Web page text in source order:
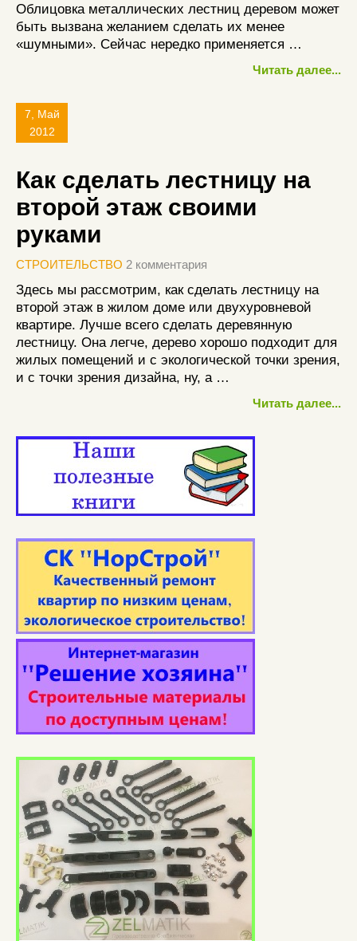
Облицовка металлических лестниц деревом может
быть вызвана желанием сделать их менее
«шумными». Сейчас нередко применяется …
Читать далее...
7, Май
2012
Как сделать лестницу на
второй этаж своими
руками
СТРОИТЕЛЬСТВО 2 комментария
Здесь мы рассмотрим, как сделать лестницу на
второй этаж в жилом доме или двухуровневой
квартире. Лучше всего сделать деревянную
лестницу. Она легче, дерево хорошо подходит для
жилых помещений и с экологической точки зрения,
и с точки зрения дизайна, ну, а …
Читать далее...